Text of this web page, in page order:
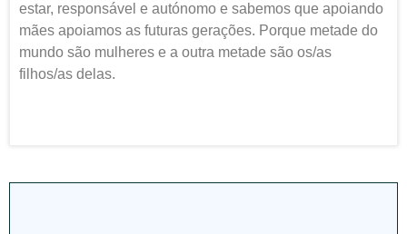
estar, responsável e autónomo e sabemos que apoiando
mães apoiamos as futuras gerações. Porque metade do
mundo são mulheres e a outra metade são os/as
filhos/as delas.